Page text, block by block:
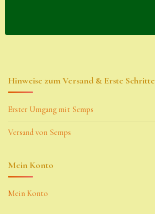
Hinweise zum Versand & Erste Schritte
Erster Umgang mit Semps
Versand von Semps
Mein Konto
Mein Konto